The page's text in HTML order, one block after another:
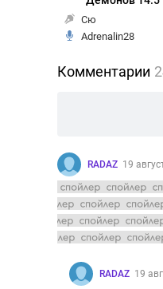
Сю
Adrenalin28
Комментарии
RADAZ 19
откуда тогда Анос
вероятность того
тоже? Тогда это и
как раз больше
RADAZ 19